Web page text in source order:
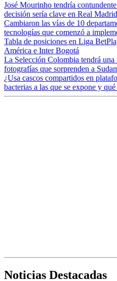
José Mourinho tendría
decisión sería clave en Real Madrid
Cambiaron las vías de 10
tecnologías que comenzó a
Tabla de posiciones en Liga
América e Inter Bogotá
La Selección Colombia tendrá una
fotografías que sorprenden a
¿Usa cascos compartidos en
bacterias a las que se expone y
Noticias Destacadas